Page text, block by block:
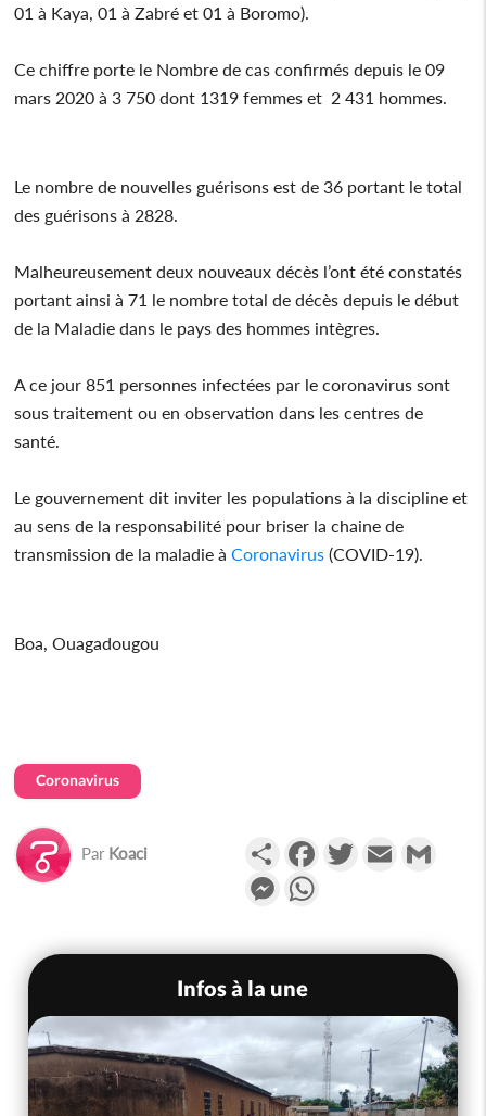
01 à Kaya, 01 à Zabré et 01 à Boromo).
Ce chiffre porte le Nombre de cas confirmés depuis le 09
mars 2020 à 3 750 dont 1319 femmes et 2 431 hommes.
Le nombre de nouvelles guérisons est de 36 portant le total
des guérisons à 2828.
Malheureusement deux nouveaux décès l’ont été constatés
portant ainsi à 71 le nombre total de décès depuis le début
de la Maladie dans le pays des hommes intègres.
A ce jour 851 personnes infectées par le coronavirus sont
sous traitement ou en observation dans les centres de
santé.
Le gouvernement dit inviter les populations à la discipline et
au sens de la responsabilité pour briser la chaine de
transmission de la maladie àCoronavirus (COVID-19).
Boa, Ouagadougou
Coronavirus
Par Koaci PartagerFacebookTwitterEmail
Messenger
Infos à la une